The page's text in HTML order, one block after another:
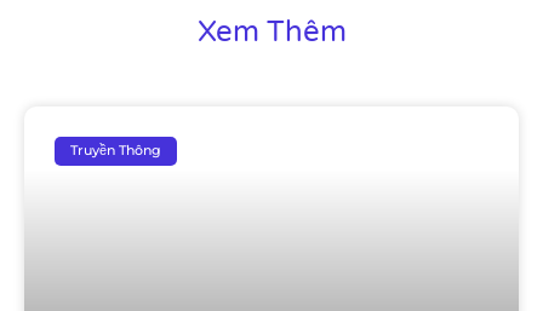
Xem Thêm
Truyền Thông